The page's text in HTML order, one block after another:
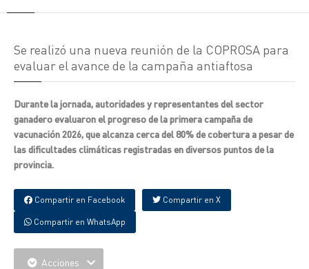
Se realizó una nueva reunión de la COPROSA para
evaluar el avance de la campaña antiaftosa
Durante la jornada, autoridades y representantes del sector
ganadero evaluaron el progreso de la primera campaña de
vacunación 2026, que alcanza cerca del 80% de cobertura a pesar de
las dificultades climáticas registradas en diversos puntos de la
provincia.
Compartir en Facebook Compartir en X
Compartir en WhatsApp
Acciones